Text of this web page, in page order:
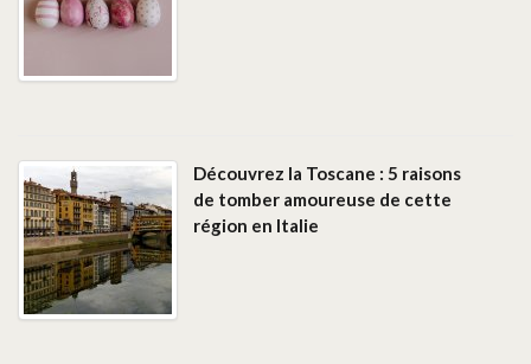
Découvrez la Toscane : 5 raisons
de tomber amoureuse de cette
région en Italie